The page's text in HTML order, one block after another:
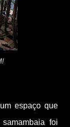
espaço que
foi